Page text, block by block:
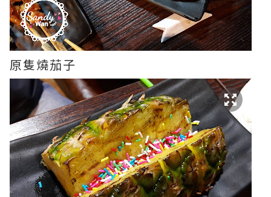
原隻燒茄子